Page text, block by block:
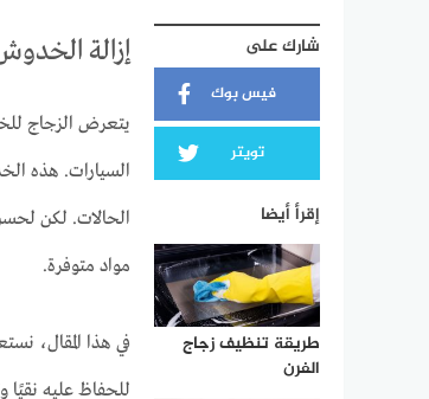
شارك على
فيس بوك
تويتر
إقرأ أيضا
طريقة تنظيف زجاج
الفرن
إزالة
يتعرض الزجاج
السيارات. هذه
الحالات. لكن
مواد متوفرة.
في هذا المقال،
للحفاظ عليه